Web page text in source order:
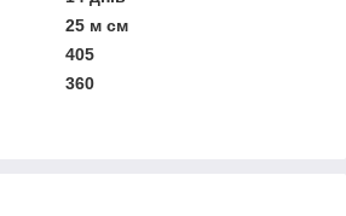
25 м см
405
360